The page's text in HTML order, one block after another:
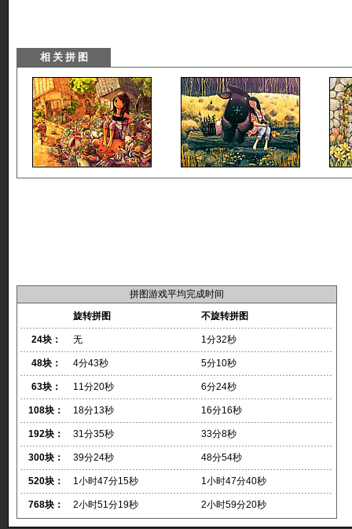
拼图游戏平均完成时间
旋转拼图
不旋转拼图
24块： 无 1分32秒
48块： 4分43秒 5分10秒
63块： 11分20秒 6分24秒
108块： 18分13秒 16分16秒
192块： 31分35秒 33分8秒
300块： 39分24秒 48分54秒
520块： 1小时47分15秒 1小时47分40秒
768块： 2小时51分19秒 2小时59分20秒